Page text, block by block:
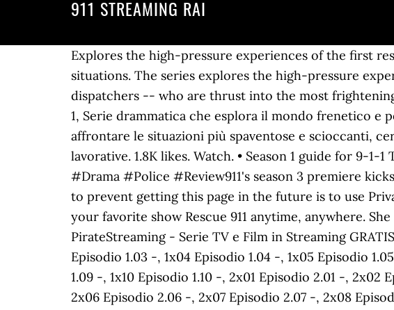
911 STREAMING RAI
Explores the high-pressure experiences of the first responders who are thrust into the most frightening, shocking and heart-stopping situations. The series explores the high-pressure experiences of first responders -- including police officers, firefighters and dispatchers -- who are thrust into the most frightening, shocking and heart-stopping situations. Rai 2 (in chiaro) RSI LA 1 (st. 3 ep. 9-1-1, Serie drammatica che esplora il mondo frenetico e pericoloso della polizia, paramedici e vigili del fuoco che si ritrovano ad affrontare le situazioni più spaventose e scioccanti, cercando di trovare un equilibrio tra le loro vite private e il caos di quelle lavorative. 1.8K likes. Watch. • Season 1 guide for 9-1-1 TV series - see the episodes list with schedule and episode summary. #911 #Drama #Police #Review911's season 3 premiere kicks off with more shocking emergencies and a health scare for Buck. Another way to prevent getting this page in the future is to use Privacy Pass. TVGuide has every full episode so you can stay-up-to-date and watch your favorite show Rescue 911 anytime, anywhere. She is the most talented and respected actress in Hollywood. © 2021 PirateStreaming - Serie TV e Film in Streaming GRATIS. Press J to jump to the feed. 1x01 Episodio 1.01 -, 1x02 Episodio 1.02 -, 1x03 Episodio 1.03 -, 1x04 Episodio 1.04 -, 1x05 Episodio 1.05 -, 1x06 Episodio 1.06 -, 1x07 Episodio 1.07 -, 1x08 Episodio 1.08 -, 1x09 Episodio 1.09 -, 1x10 Episodio 1.10 -, 2x01 Episodio 2.01 -, 2x02 Episodio 2.02 -, 2x03 Episodio 2.03 -, 2x04 Episodio 2.04 -, 2x05 Episodio 2.05 -, 2x06 Episodio 2.06 -, 2x07 Episodio 2.07 -, 2x08 Episodio 2.08 -, 2x09 Episodio 2.09 -, 2x10 Episodio 2.10 -, 2x11 Episodio 2.11 -, 2x12 Episodio 2.12 -, 2x13 Episodio 2.13 -, 2x14 Episodio 2.14 -, 2x15 Episodio 2.15 -, 2x16 Episodio 2.16 -, 2x17 Episodio 2.17 -, 2x18 Episodio 2.18 -, 3x01 Ragazzi di oggi -, 3x02 Annega o nuova -, 3x03 Episodio 3.03 -, 3x04 Episodio 3.04 -, 3x05 Rabbia -, 3x06 Episodio 3.06 -, 3x07 Episodio 3.07 -, 3x08 Episodio 3.08 -, 3x09 Episodio 3.09 -, 3x10 Episodio 3.10 -, 3x11 Episodio 3.11 -, 3x12 Episodio 3.12 -, 3x13 Episodio 3.13 -, 3x14 Episodio 3.14 -, 3x15 Episodio 3.15 -, 3x16 Episodio 3.16 -, 3x17 Episodio 3.17 -, 3x18 Episodio 3.18 -, Pirati dei Caraibi: la maledizione del forziere fantasma. r/911FOX: 911 is a FOX procedural drama about 911 operators and the stories behind the calls